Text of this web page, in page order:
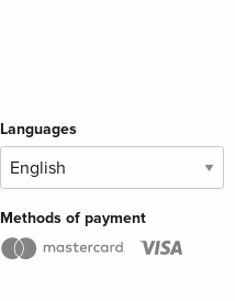
Languages
Methods of payment